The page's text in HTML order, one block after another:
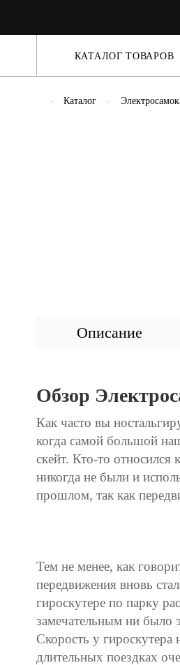
КАТАЛОГ ТОВАРОВ
Каталог
Описание
Обзор
Как часто вы
когда самой большой
скейт. Кто-то
никогда не были и
прошлом, так как
Тем не менее, как
передвижения вновь
гироскутере по парку
замечательным ни было
Скорость у
длительных поездках